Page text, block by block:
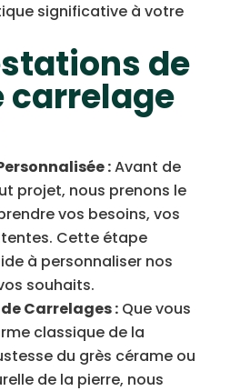
significative à votre
de
carrelage
:Avant de
projet, nous prenons le
vos besoins, vos
Cette étape
à personnaliser nos
souhaits.
Carrelages :Que vous
classique de la
du grès cérame ou
de la pierre, nous